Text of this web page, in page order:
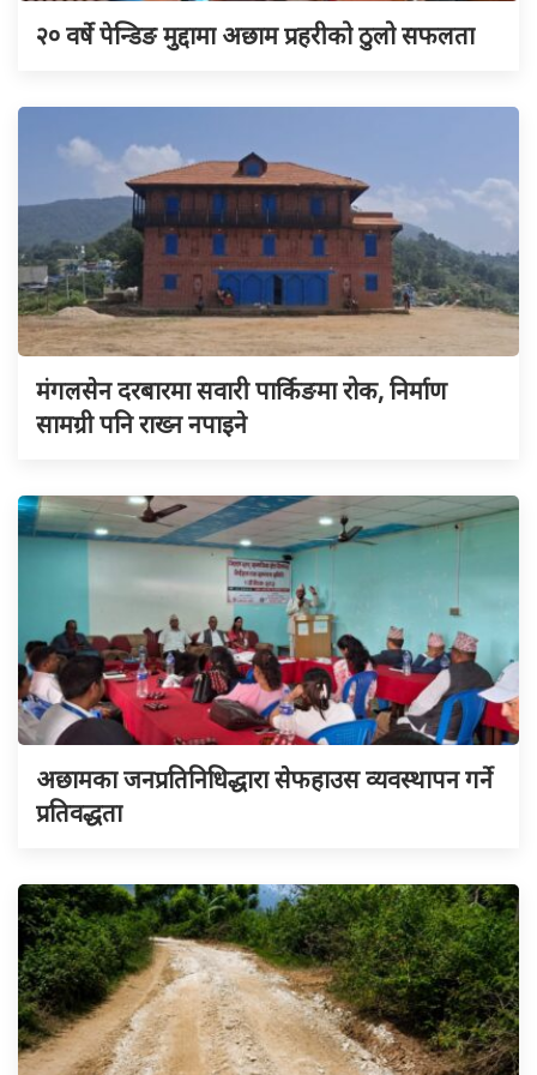
२० वर्षे पेन्डिङ मुद्दामा अछाम प्रहरीको ठुलो सफलता
मंगलसेन दरबारमा सवारी पार्किङमा रोक, निर्माण
सामग्री पनि राख्न नपाइने
अछामका जनप्रतिनिधिद्धारा सेफहाउस व्यवस्थापन गर्ने
प्रतिवद्धता